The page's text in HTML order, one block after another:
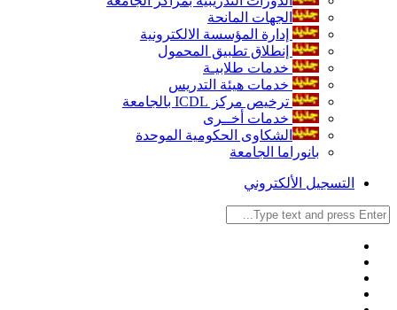
الجهات المانحة
إدارة المؤسسة الالكترونية
إنطلاق تطبيق المحمول
خدمات طلابيـة
خدمات هيئة التدريس
ترخيص مركز ICDL بالجامعة
خدمات أخــرى
الشكاوى الحكومية الموحدة
بانوراما الجامعة
التسجيل الألكتروني